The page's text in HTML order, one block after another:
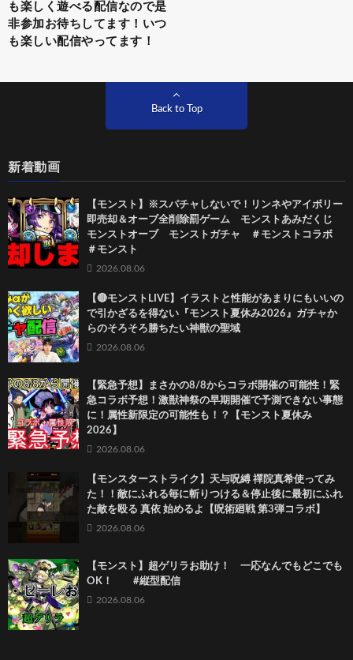
も楽しく遊べる配信なので是
非参加お待ちしてます！いつ
も楽しい配信やってます！
Back to Top
新着動画
【モンスト】※スパチャしないで！リンネやアイボリー
即売却＆オーブ全削除罰ゲーム モンストあみだくじ
モンストオーブ モンストガチャ ＃モンストコラボ
＃モンスト
2026.08.06
【🔴モンストLIVE】イラストと性能があまりにもいいの
で引かざるを得ない『モンスト夏休み2026』ガチャか
らのそろそろ勝ちたい神獣の聖域
2026.08.06
【緊急予想】まさかの8/8からコラボ開催の可能性！緊
急コラボ予想！激獣神祭の早期開催で予測できない事態
に！属性新限定の可能性も！？【モンスト夏休み
2026】
2026.08.06
【モンスターストライク】天与呪縛 禪院真希使ってみ
た！！敵にふれる毎に斬りつける＆停止後に最初にふれ
た敵を殴る 真依 始めるよ【呪術廻戦 第3弾コラボ】
2026.08.06
【モンスト】超ゲリラお助け！ 一応なんでもどこでも
OK！ #縦型配信
2026.08.06